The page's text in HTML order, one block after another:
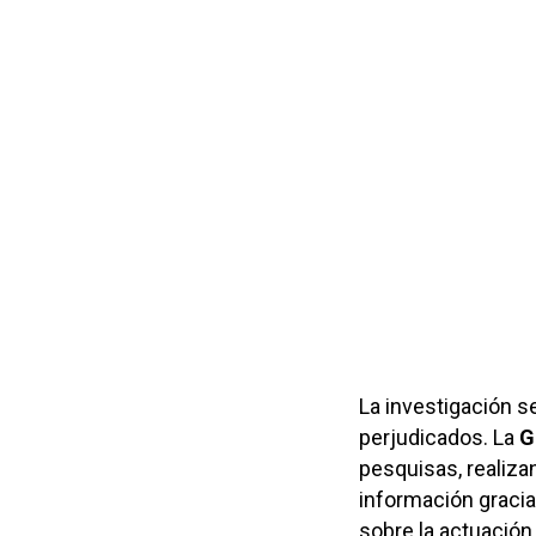
La investigación
perjudicados. La
pesquisas,
información
sobre la